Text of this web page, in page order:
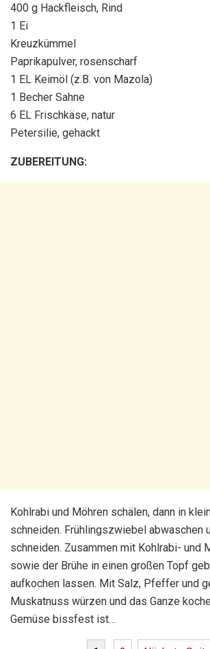
400 g Hackfleisch, Rind
1 Ei
Kreuzkümmel
Paprikapulver, rosenscharf
1 EL Keimöl (z.B. von Mazola)
1 Becher Sahne
6 EL Frischkäse, natur
Petersilie, gehackt
ZUBEREITUNG:
Kohlrabi und Möhren schälen, dann in
schneiden. Frühlingszwiebel abwaschen
schneiden. Zusammen mit Kohlrabi- und
sowie der Brühe in einen großen Topf
aufkochen lassen. Mit Salz, Pfeffer und
Muskatnuss würzen und das Ganze
Gemüse bissfest ist…